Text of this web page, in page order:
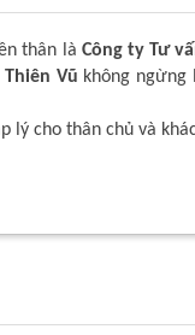
thân là Công ty Tư
Thiên Vũ không ngừng
lý cho thân chủ và